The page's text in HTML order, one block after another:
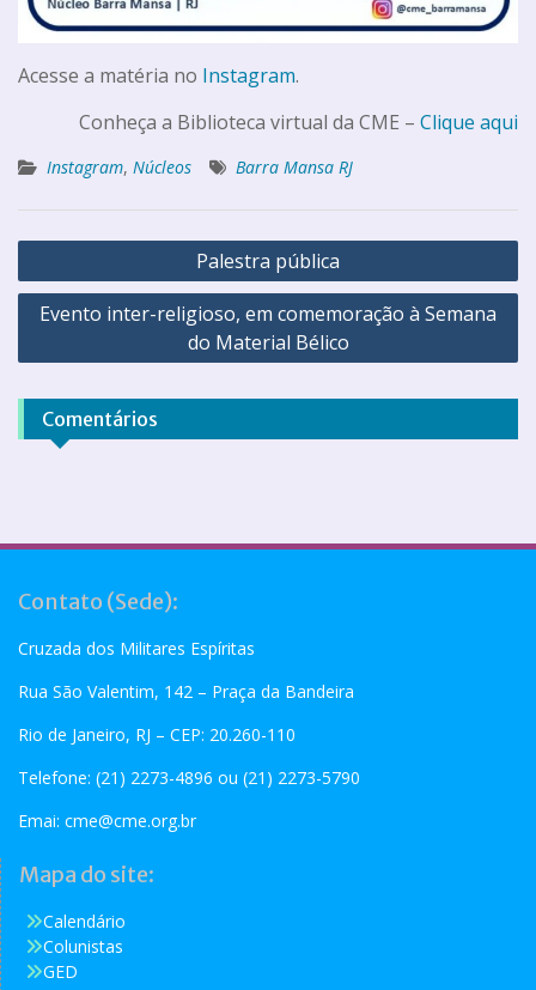
Acesse a matéria no Instagram.
Conheça a Biblioteca virtual da CME – Clique aqui
Instagram, Núcleos Barra Mansa RJ
Palestra pública
Evento inter-religioso, em comemoração à Semana
do Material Bélico
Comentários
Contato (Sede):
Cruzada dos Militares Espíritas
Rua São Valentim, 142 – Praça da Bandeira
Rio de Janeiro, RJ – CEP: 20.260-110
Telefone: (21) 2273-4896 ou (21) 2273-5790
Emai: cme@cme.org.br
Mapa do site:
Calendário
Colunistas
GED